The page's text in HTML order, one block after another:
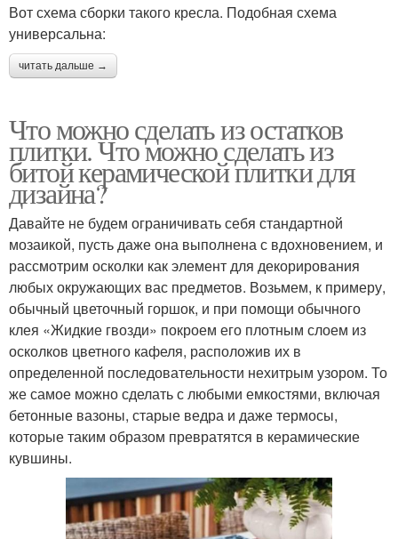
Вот схема сборки такого кресла. Подобная схема
универсальна:
читать дальше →
Что можно сделать из остатков
плитки. Что можно сделать из
битой керамической плитки для
дизайна?
Давайте не будем ограничивать себя стандартной
мозаикой, пусть даже она выполнена с вдохновением, и
рассмотрим осколки как элемент для декорирования
любых окружающих вас предметов. Возьмем, к примеру,
обычный цветочный горшок, и при помощи обычного
клея «Жидкие гвозди» покроем его плотным слоем из
осколков цветного кафеля, расположив их в
определенной последовательности нехитрым узором. То
же самое можно сделать с любыми емкостями, включая
бетонные вазоны, старые ведра и даже термосы,
которые таким образом превратятся в керамические
кувшины.